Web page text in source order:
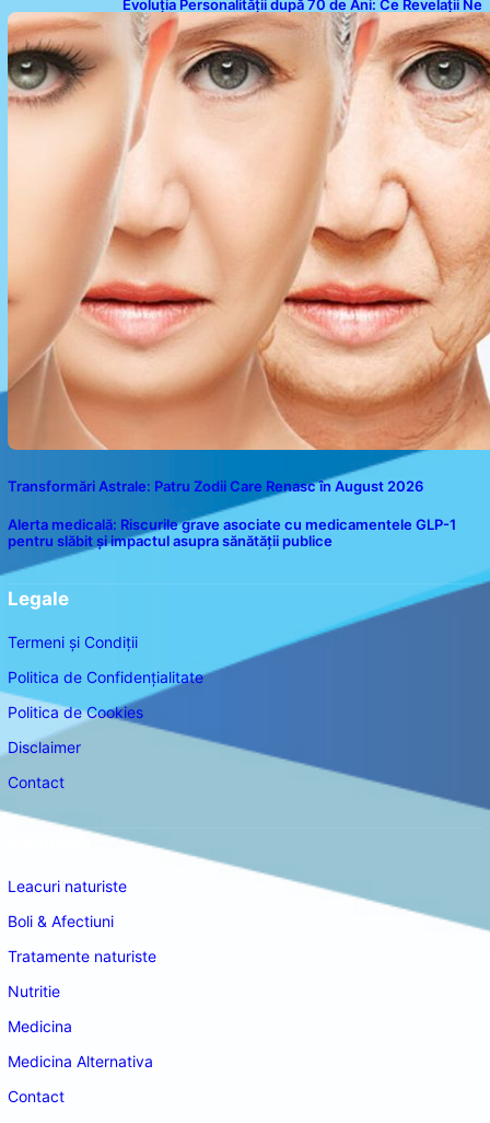
Evoluția Personalității după 70 de Ani: Ce Revelații Ne
Oferă Studiile Psihologice
Transformări Astrale: Patru Zodii Care Renasc în August 2026
Alerta medicală: Riscurile grave asociate cu medicamentele GLP-1
pentru slăbit și impactul asupra sănătății publice
Legale
Termeni și Condiții
Politica de Confidențialitate
Politica de Cookies
Disclaimer
Contact
Leacuri naturiste
Boli & Afectiuni
Tratamente naturiste
Nutritie
Medicina
Medicina Alternativa
Contact